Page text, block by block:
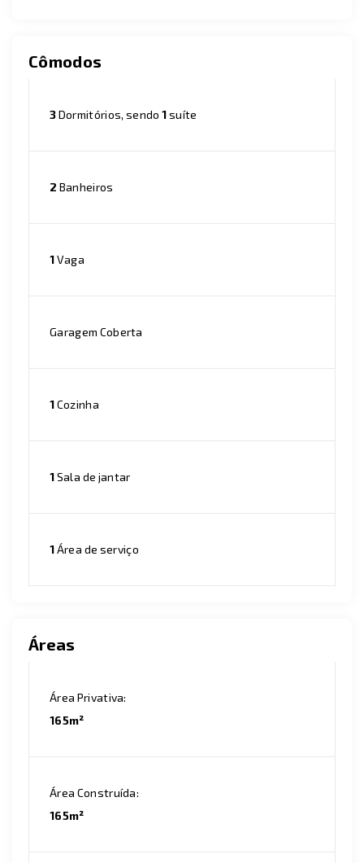
Cômodos
3Dormitórios, sendo1suíte
2 Banheiros
1Vaga
Garagem Coberta
1Cozinha
1Sala de jantar
1Área de serviço
Áreas
Área Privativa:
165m²
Área Construída:
165m²